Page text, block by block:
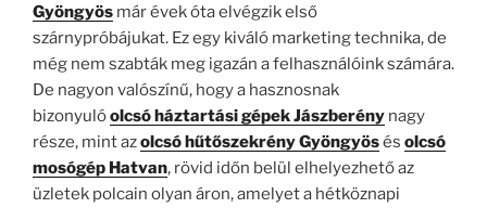
Gyöngyös már évek óta elvégzik első
szárnypróbájukat. Ez egy kiváló marketing technika, de
még nem szabták meg igazán a felhasználóink ​​számára.
De nagyon valószínű, hogy a hasznosnak
bizonyulóolcsó háztartási gépek Jászberény nagy
része, mint azolcsó hűtőszekrény Gyöngyösés olcsó
mosógép Hatvan, rövid időn belül elhelyezhető az
üzletek polcain olyan áron, amelyet a hétköznapi